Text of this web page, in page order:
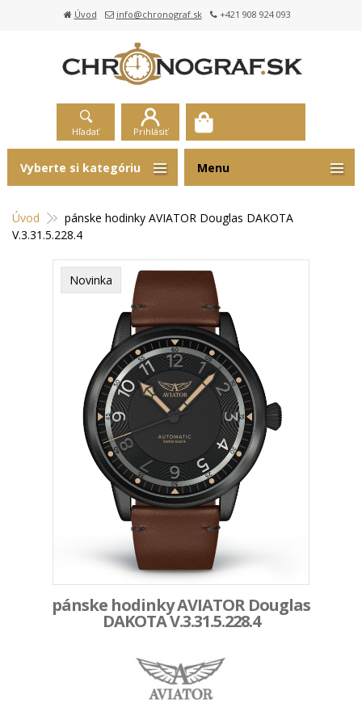
Úvod info@chronograf.sk +421 908 924 093
Hľadať Prihlásiť
Úvod
pánske hodinky AVIATOR Douglas DAKOTA
V.3.31.5.228.4
Novinka
pánske hodinky AVIATOR Douglas
DAKOTA V.3.31.5.228.4
Vyberte si kategóriu Menu